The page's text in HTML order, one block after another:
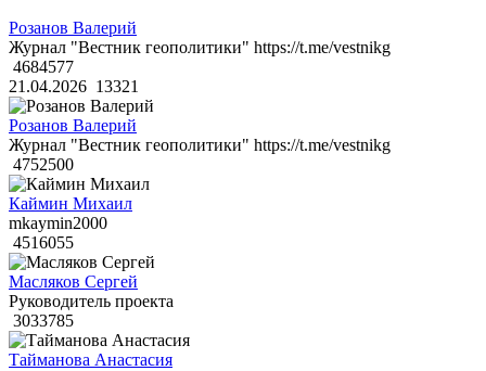
Розанов Валерий
Журнал "Вестник геополитики" https://t.me/vestnikg
4684577
21.04.2026 13321
Розанов Валерий
Журнал "Вестник геополитики" https://t.me/vestnikg
4752500
Каймин Михаил
mkaymin2000
4516055
Масляков Сергей
Руководитель проекта
3033785
Тайманова Анастасия